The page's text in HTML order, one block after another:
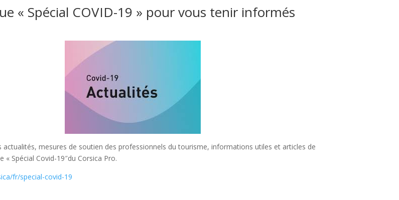
« Spécial COVID-19 » pour vous tenir informés
actualités, mesures de soutien des professionnels du tourisme, informations utiles et articles de
« Spécial Covid-19″du Corsica Pro.
fr/special-covid-19